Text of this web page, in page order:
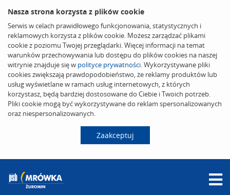
Nasza strona korzysta z plików cookie
Serwis w celach prawidłowego funkcjonowania, statystycznych i
reklamowych korzysta z plików cookie. Możesz zarządzać plikami
cookie z poziomu Twojej przeglądarki. Więcej informacji na temat
warunków przechowywania lub dostępu do plików cookies na naszej
witrynie znajduje się w polityce prywatności. Wykorzystywane pliki
cookies zwiększają prawdopodobieństwo, że reklamy produktów lub
usług wyświetlane w ramach usług internetowych, z których
korzystasz, będą bardziej dostosowane do Ciebie i Twoich potrzeb.
Pliki cookie mogą być wykorzystywane do reklam spersonalizowanych
oraz niespersonalizowanych.
Zaakceptuj